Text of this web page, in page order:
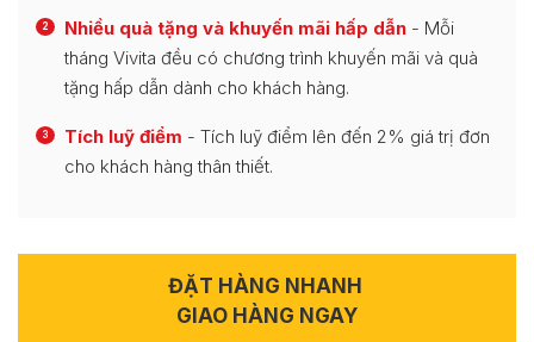
2 Nhiều quà tặng và khuyến mãi hấp dẫn - Mỗi
tháng Vivita đều có chương trình khuyến mãi và quà
tặng hấp dẫn dành cho khách hàng.
3 Tích luỹ điểm - Tích luỹ điểm lên đến 2% giá trị đơn
cho khách hàng thân thiết.
ĐẶT HÀNG NHANH
GIAO HÀNG NGAY